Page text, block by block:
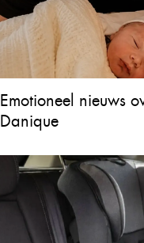
Emotioneel nieuws
Danique